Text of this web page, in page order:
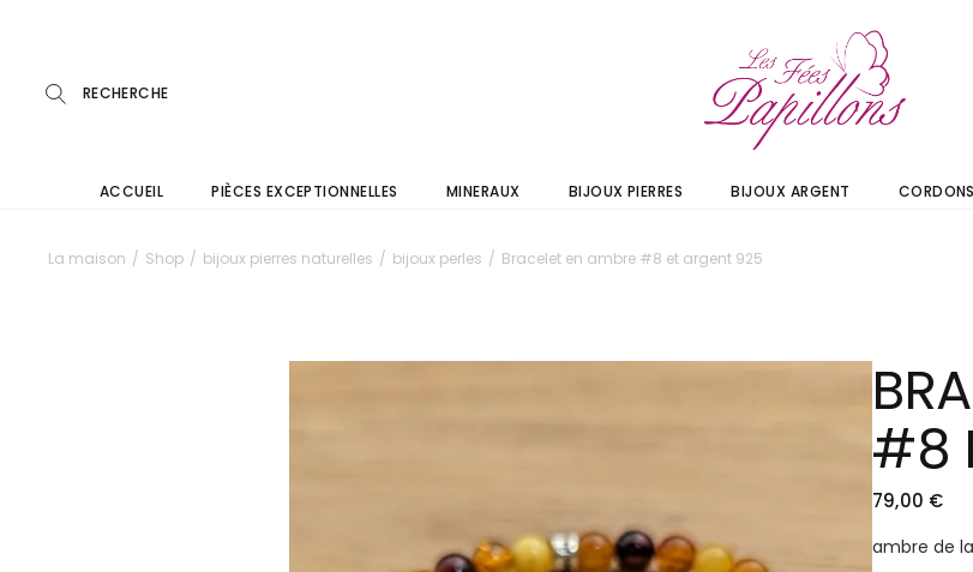
ACCUEIL PIÈCES EXCEPTIONNELLES MINERAUX BIJOUX PIERRES BIJOUX ARGENT
La maison Shop bijoux pierres naturelles bijoux perles Bracelet en ambre #8 et argent 925
#8
79,00 €
ambre de